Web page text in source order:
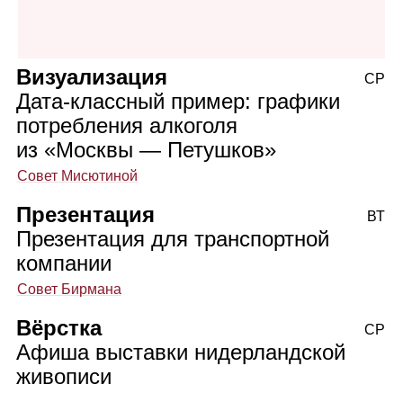
Визуализация
Дата‑классный пример: графики
потребления алкоголя
из «Москвы — Петушков»
Совет Мисютиной
СР
Презентация
Презентация для транспортной
компании
Совет Бирмана
ВТ
Вёрстка
Афиша выставки нидерландской
живописи
СР